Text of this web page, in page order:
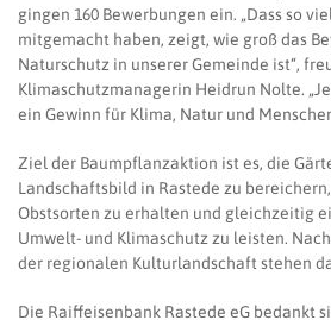
gingen 160 Bewerbungen ein. „Dass so
mitgemacht haben, zeigt, wie groß das
Naturschutz in unserer Gemeinde ist“,
Klimaschutzmanagerin Heidrun Nolte.
ein Gewinn für Klima, Natur und
Ziel der Baumpflanzaktion ist es, die
Landschaftsbild in Rastede zu
Obstsorten zu erhalten und gleichzeitig
Umwelt- und Klimaschutz zu leisten.
der regionalen Kulturlandschaft stehen
Die Raiffeisenbank Rastede eG bedankt